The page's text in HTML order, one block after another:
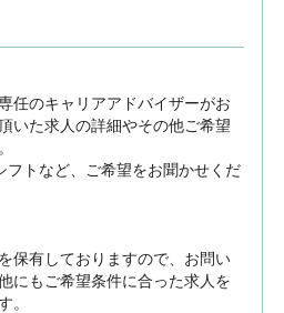
任のキャリアアドバイザーがお
いた求人の詳細やその他ご希望
トなど、ご希望をお聞かせくだ
保有しておりますので、お問い
にもご希望条件に合った求人を
。